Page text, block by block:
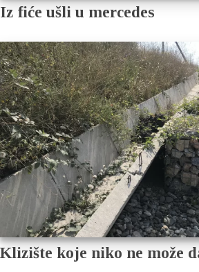
Iz fiće ušli u mercedes
Klizište koje niko ne može